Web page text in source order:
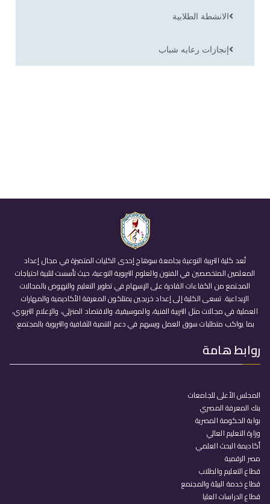
الانشطة الطلابية
إنجازات رعايه شباب
تُعد كلية التربية النوعية بجامعة سوهاج إحدى الكليات المتميزة في مجال إعداد
المعلمين المتخصصين في الفنون والعلوم التربوية النوعية، حيث تأسست لتلبية احتياجات
المجتمع من الكفاءات القادرة على الإسهام في تطوير التعليم والنهوض بالمجالات
الإبداعية. تسعى الكلية إلى إعداد خريجين يمتلكون المعرفة الأكاديمية والمهارات
العملية في مجالات مثل التربية الفنية، والموسيقية، والاقتصاد المنزلي، والإعلام التربوي،
بما يواكب متطلبات سوق العمل ويسهم في دعم التنمية الثقافية والتربوية بالمجتمع.
روابط هامة
المجلس الأعلى للجامعات
بنك المعرفة المصري
بوابة الحكومة المصرية
وزارة التعليم العالي
أكاديمة البحث العلمي
مصر الرقمية
قطاع التعليم والطلاب
قطاع خدمة البيئة والمجنمع
قطاع الدراسات العليا